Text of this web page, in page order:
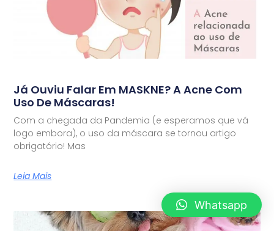
Já Ouviu Falar Em MASKNE? A Acne Com
Uso De Máscaras!
Com a chegada da Pandemia (e esperamos que vá
logo embora), o uso da máscara se tornou artigo
obrigatório! Mas
Leia Mais
Whatsapp